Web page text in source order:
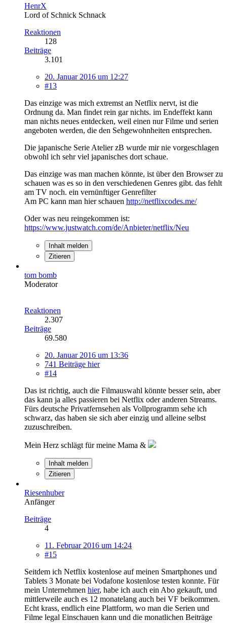
HenrX
Lord of Schnick Schnack
Reaktionen
128
Beiträge
3.101
20. Januar 2016 um 12:27
#13
Das einzige was mich extremst an Netflix nervt, ist die
Ordnung da. Man findet rein gar nichts. im Endeffekt kann
man nichts neues entdecken, weil einen nur Filme und serien
angeboten werden, die den Sehgewohnheiten entsprechen.
Die japanische Serie Atelier zB wurde mir nie vorgeschlagen
obwohl ich sehr viel japanisches dort schaue.
Das einzige was man machen könnte, ist über den Browser zu
schauen was es so in den verschiedenen Genres gibt. das fehlt
am TV noch. ein vernünftiger Genrefilter
Am PC kann man hier schauen http://netflixcodes.me/
Oder was neu reingekommen ist:
https://www.justwatch.com/de/Anbieter/netflix/Neu
Inhalt melden
Zitieren
tom bomb
Moderator
Reaktionen
2.307
Beiträge
69.580
20. Januar 2016 um 13:36
741 Beiträge hier
#14
Das ist richtig, auch die Filmauswahl könnte besser sein, aber
das kann ja alles passieren bei Netflix oder anderen Streams.
Fürs deutsche Privatfernsehen als Vollprogramm sehe ich
schwarz, das haben sie sich aber einzig und alleine selbst
zuzuschreiben.
Mein Herz schlägt für meine Mama &
Inhalt melden
Zitieren
Riesenhuber
Anfänger
Beiträge
4
11. Februar 2016 um 14:24
#15
Seitdem ich Netflix kostenlose auf meinen Smartphones und
Tablets 3 Monate bei Vodafone kostenlose testen konnte. Für
mein Unternehmen hier, habe ich auch ein Abo gekauft, und
mittlerweile auch es 12 monatelang auch bei VF beikommen.
Echt krass, endlich eine Plattform, wo man die Serien und
Filme legal Einschauen kann und die monatlichen Beiträge